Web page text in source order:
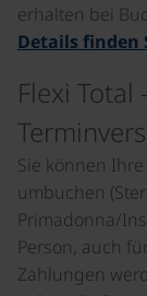
erhalten bei
Details finden
Flexi
Sie können
umbuchen
Primadonna/
Person, auch
Zahlungen